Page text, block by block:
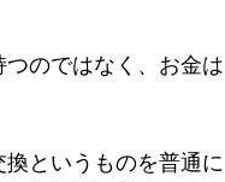
のではなく、お金は
というものを普通に